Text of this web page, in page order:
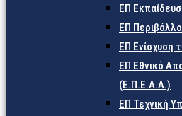
ΕΠ
ΕΠ
ΕΠ Ενίσχυση
ΕΠ Εθνικό
(Ε.Π.Ε.Α.Α.)
ΕΠ Τεχνική